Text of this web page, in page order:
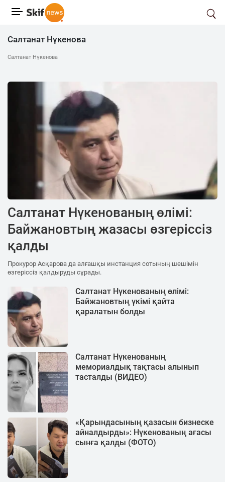
Салтанат Нүкенова
Салтанат Нүкенова
Салтанат Нүкенованың өлімі:
Байжановтың жазасы өзгеріссіз
қалды
Прокурор Асқарова да алғашқы инстанция сотының шешімін
өзгеріссіз қалдыруды сұрады.
Салтанат Нүкенованың өлімі:
Байжановтың үкімі қайта
қаралатын болды
Салтанат Нүкенованың
мемориалдық тақтасы алынып
тасталды (ВИДЕО)
«Қарындасының қазасын бизнеске
айналдырды»: Нүкенованың ағасы
сынға қалды (ФОТО)